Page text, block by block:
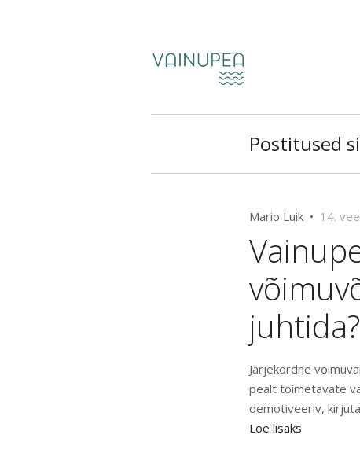
Postitused
Mario Luik • 14.
juhtida?
Järjekordne
pealt toimetavate
demotiveeriv,
Loe lisaks